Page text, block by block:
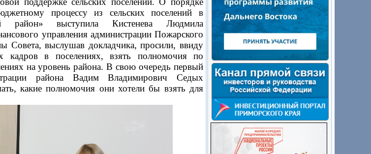
процессу из сельских поселений в
район» выступила Кистенева Людмила
управления администрации Пожарского
Совета, выслушав докладчика, просили, ввиду
кадров в поселениях, взять полномочия по
на уровень района. В свою очередь первый
района Вадим Владимирович Седых
какие полномочия они хотели бы взять для